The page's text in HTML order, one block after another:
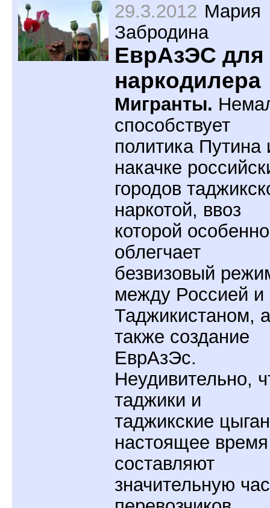
29.3.2012 Мария
Забродина
ЕврАзЭС для
наркодилера
Мигранты.
способствует
политика Путина
накачке
городов
наркотой, ввоз
которой особенно
облегчает
безвизовый
между Россией и
Таджикистаном, а
также создание
ЕврАзЭс.
Неудивительно,
таджики и
таджикские
настоящее время
составляют
значительную